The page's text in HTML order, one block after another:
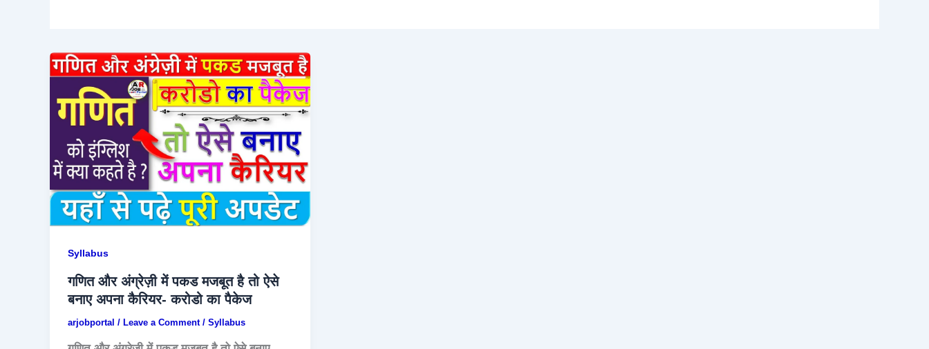
Syllabus
गणित और अंग्रेज़ी में पकड मजबूत है तो ऐसे
बनाए अपना कैरियर- करोडो का पैकेज
arjobportal / Leave a Comment / Syllabus